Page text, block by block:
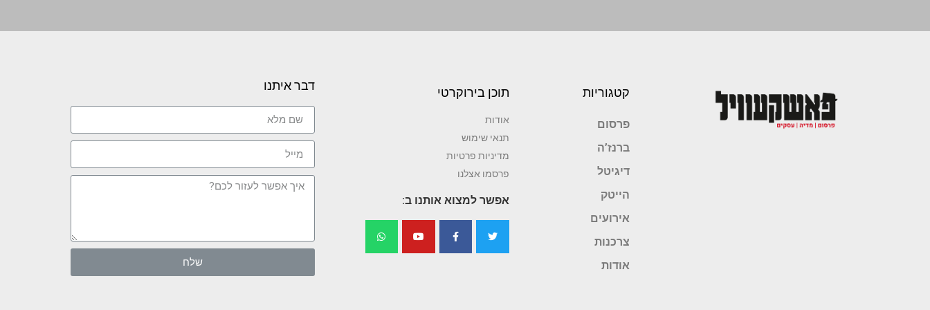
קטגוריות
פרסום
ברנז’ה
דיגיטל
הייטק
אירועים
צרכנות
אודות
תוכן בירוקרטי
אודות
תנאי שימוש
מדיניות פרטיות
פרסמו אצלנו
אפשר למצוא אותנו ב:
דבר איתנו
שלח